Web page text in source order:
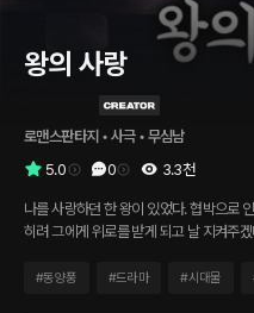
왕의 사랑
로맨스판타지 • 사극 • 무심남
5.0
0 3.3천
나를 사랑하던 한 왕이 있었다. 협박으로
히려 그에게 위로를 받게 되고 날 지켜주
#동양풍 #드라마 #시대물